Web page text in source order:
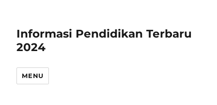
Informasi Pendidikan Terbaru
2024
MENU